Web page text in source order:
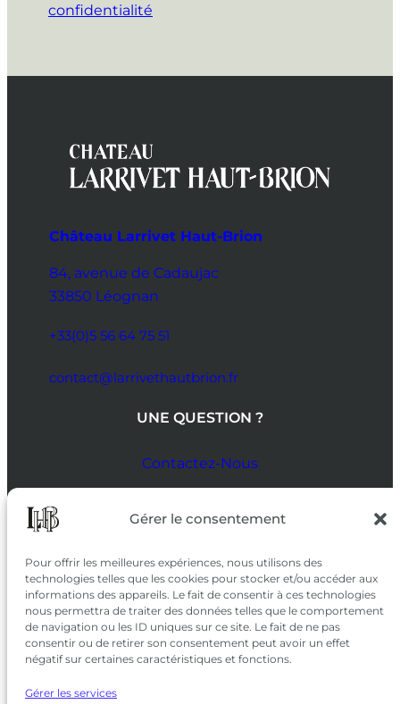
Gérer le consentement
Pour offrir les meilleures expériences, nous utilisons des
technologies telles que les cookies pour stocker et/ou accéder aux
informations des appareils. Le fait de consentir à ces technologies
nous permettra de traiter des données telles que le comportement
de navigation ou les ID uniques sur ce site. Le fait de ne pas
consentir ou de retirer son consentement peut avoir un effet
négatif sur certaines caractéristiques et fonctions.
Gérer les services
confidentialité
Château Larrivet Haut-Brion
84, avenue de Cadaujac
33850 Léognan
+33(0)5 56 64 75 51
contact@larrivethautbrion.fr
UNE QUESTION ?
Contactez-Nous
SUIVEZ-NOUS
SUR LES RÉSEAUX